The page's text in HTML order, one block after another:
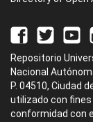
Repositorio
Nacional
P. 04510, Ciudad
utilizado con
conformidad con el